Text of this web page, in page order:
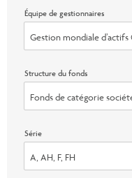
Équipe de gestionnaires
Gestion mondiale
Structure du fonds
Fonds de catégorie
Série
A, AH, F, FH